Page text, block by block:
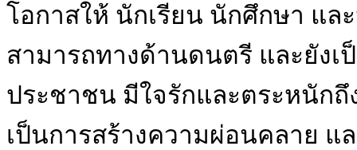
โอกาสให้ นักเรียน นักศึกษา แ
สามารถทางด้านดนตรี และยังเ
ประชาชน มีใจรักและตระหนัก
เป็นการสร้างความผ่อนคลาย